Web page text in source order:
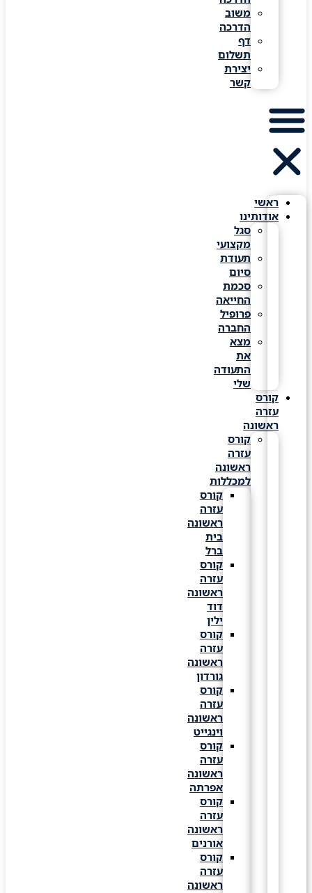
משוב
הדרכה
דף
תשלום
יצירת
ראשי
אודותינו
סגל
מקצועי
תעודת
סכמת
החייאה
פרופיל
החברה
מצא
התעודה
קורס
עזרה
ראשונה
קורס
עזרה
ראשונה
למכללות
קורס
עזרה
ראשונה
קורס
עזרה
ראשונה
קורס
עזרה
ראשונה
גורדון
קורס
עזרה
ראשונה
וינגייט
קורס
עזרה
ראשונה
אפרתה
קורס
עזרה
ראשונה
אורנים
קורס
עזרה
ראשונה